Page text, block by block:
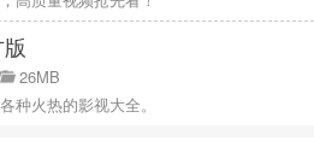
26MB
种火热的影视大全。